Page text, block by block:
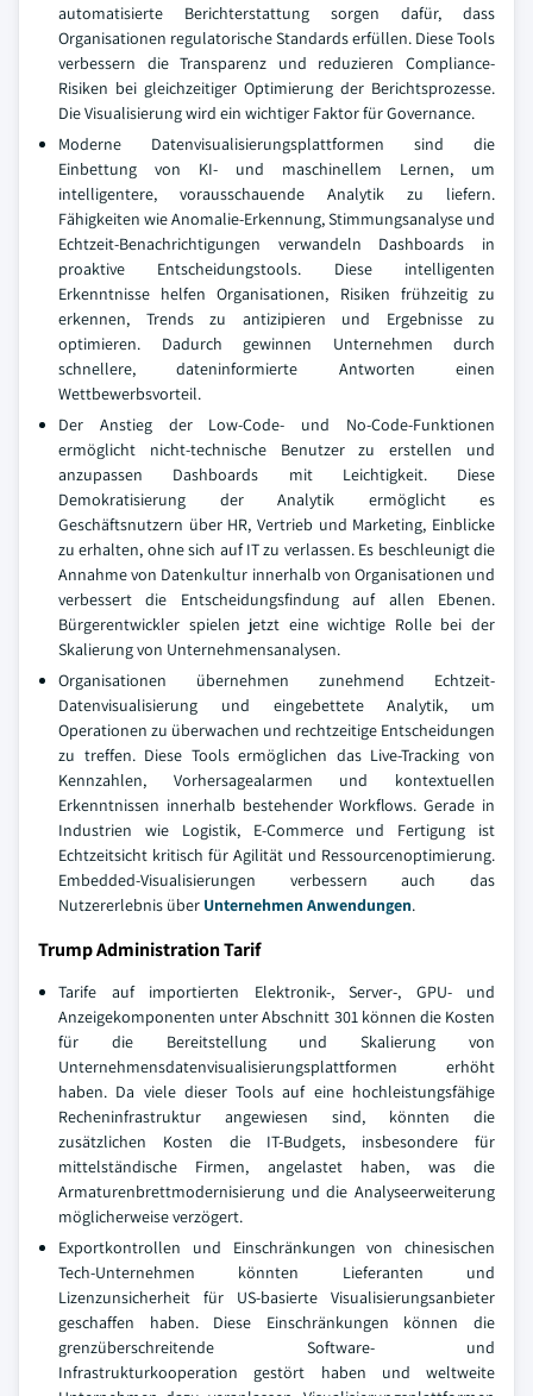
automatisierte Berichterstattung sorgen dafür, dass
Organisationen regulatorische Standards erfüllen. Diese Tools
verbessern die Transparenz und reduzieren Compliance-
Risiken bei gleichzeitiger Optimierung der Berichtsprozesse.
Die Visualisierung wird ein wichtiger Faktor für Governance.
Moderne Datenvisualisierungsplattformen sind die
Einbettung von KI- und maschinellem Lernen, um
intelligentere, vorausschauende Analytik zu liefern.
Fähigkeiten wie Anomalie-Erkennung, Stimmungsanalyse und
Echtzeit-Benachrichtigungen verwandeln Dashboards in
proaktive Entscheidungstools. Diese intelligenten
Erkenntnisse helfen Organisationen, Risiken frühzeitig zu
erkennen, Trends zu antizipieren und Ergebnisse zu
optimieren. Dadurch gewinnen Unternehmen durch
schnellere, dateninformierte Antworten einen
Wettbewerbsvorteil.
Der Anstieg der Low-Code- und No-Code-Funktionen
ermöglicht nicht-technische Benutzer zu erstellen und
anzupassen Dashboards mit Leichtigkeit. Diese
Demokratisierung der Analytik ermöglicht es
Geschäftsnutzern über HR, Vertrieb und Marketing, Einblicke
zu erhalten, ohne sich auf IT zu verlassen. Es beschleunigt die
Annahme von Datenkultur innerhalb von Organisationen und
verbessert die Entscheidungsfindung auf allen Ebenen.
Bürgerentwickler spielen jetzt eine wichtige Rolle bei der
Skalierung von Unternehmensanalysen.
Organisationen übernehmen zunehmend Echtzeit-
Datenvisualisierung und eingebettete Analytik, um
Operationen zu überwachen und rechtzeitige Entscheidungen
zu treffen. Diese Tools ermöglichen das Live-Tracking von
Kennzahlen, Vorhersagealarmen und kontextuellen
Erkenntnissen innerhalb bestehender Workflows. Gerade in
Industrien wie Logistik, E-Commerce und Fertigung ist
Echtzeitsicht kritisch für Agilität und Ressourcenoptimierung.
Embedded-Visualisierungen verbessern auch das
Nutzererlebnis über Unternehmen Anwendungen.
Trump Administration Tarif
Tarife auf importierten Elektronik-, Server-, GPU- und
Anzeigekomponenten unter Abschnitt 301 können die Kosten
für die Bereitstellung und Skalierung von
Unternehmensdatenvisualisierungsplattformen erhöht
haben. Da viele dieser Tools auf eine hochleistungsfähige
Recheninfrastruktur angewiesen sind, könnten die
zusätzlichen Kosten die IT-Budgets, insbesondere für
mittelständische Firmen, angelastet haben, was die
Armaturenbrettmodernisierung und die Analyseerweiterung
möglicherweise verzögert.
Exportkontrollen und Einschränkungen von chinesischen
Tech-Unternehmen könnten Lieferanten und
Lizenzunsicherheit für US-basierte Visualisierungsanbieter
geschaffen haben. Diese Einschränkungen können die
grenzüberschreitende Software- und
Infrastrukturkooperation gestört haben und weltweite